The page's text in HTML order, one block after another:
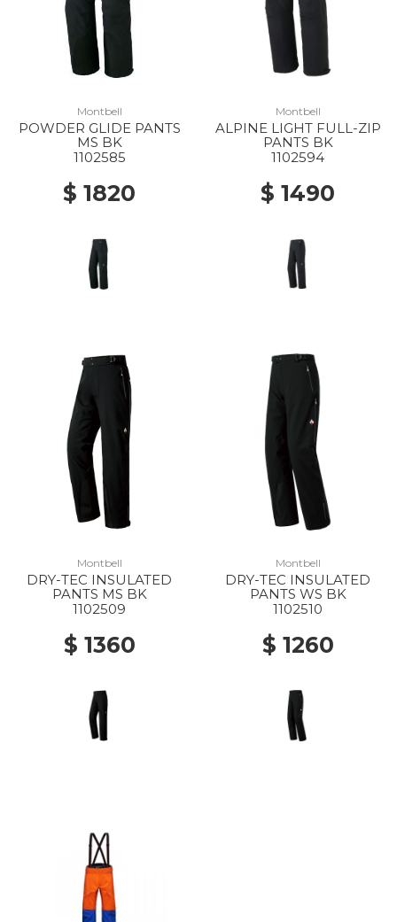
Montbell
POWDER GLIDE PANTS
MS BK
1102585
$ 1820
Montbell
ALPINE LIGHT FULL-ZIP
PANTS BK
1102594
$ 1490
Montbell
DRY-TEC INSULATED
PANTS MS BK
1102509
$ 1360
Montbell
DRY-TEC INSULATED
PANTS WS BK
1102510
$ 1260